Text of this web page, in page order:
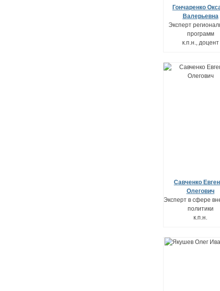
Гончаренко
Валерьевна
Эксперт
программ
к.п.н., доцент
Савченко
Олегович
Эксперт в сфере
политики
к.п.н.